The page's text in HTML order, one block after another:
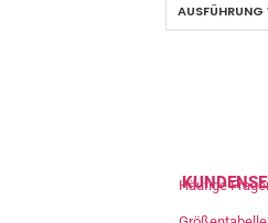
AUSFÜHRUNG
Häufige